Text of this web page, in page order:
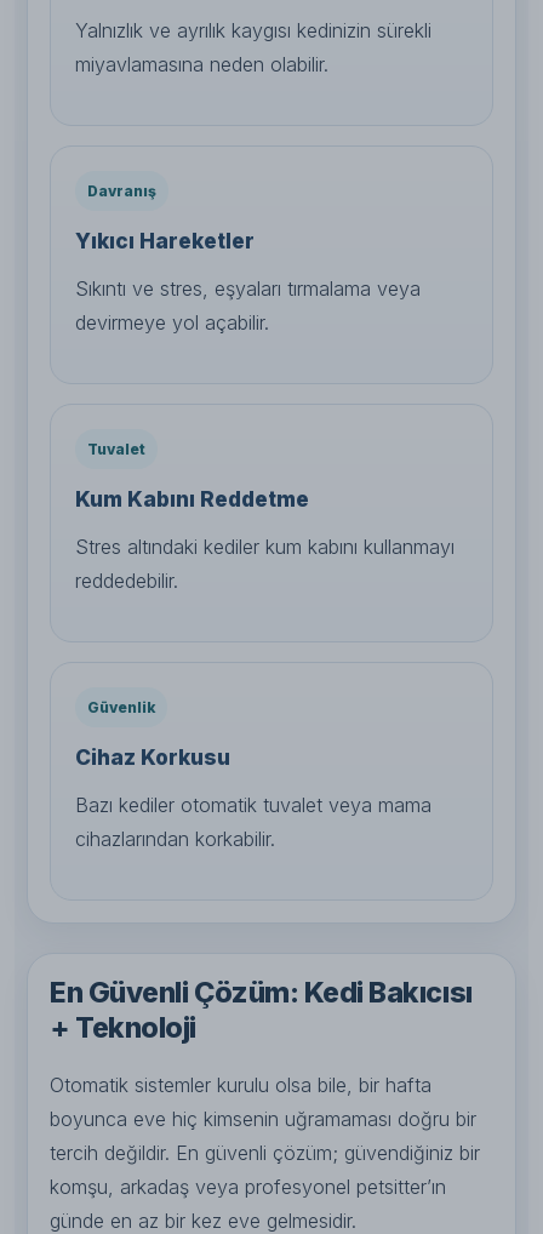
Yalnızlık ve ayrılık kaygısı kedinizin sürekli
miyavlamasına neden olabilir.
Davranış
Yıkıcı Hareketler
Sıkıntı ve stres, eşyaları tırmalama veya
devirmeye yol açabilir.
Tuvalet
Kum Kabını Reddetme
Stres altındaki kediler kum kabını kullanmayı
reddedebilir.
Güvenlik
Cihaz Korkusu
Bazı kediler otomatik tuvalet veya mama
cihazlarından korkabilir.
En Güvenli Çözüm: Kedi Bakıcısı
+ Teknoloji
Otomatik sistemler kurulu olsa bile, bir hafta
boyunca eve hiç kimsenin uğramaması doğru bir
tercih değildir. En güvenli çözüm; güvendiğiniz bir
komşu, arkadaş veya profesyonel petsitter’ın
günde en az bir kez eve gelmesidir.